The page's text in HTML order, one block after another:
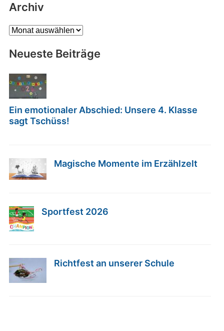
Archiv
Archiv
Neueste Beiträge
Ein emotionaler Abschied: Unsere 4. Klasse
sagt Tschüss!
Magische Momente im Erzählzelt
Sportfest 2026
Richtfest an unserer Schule